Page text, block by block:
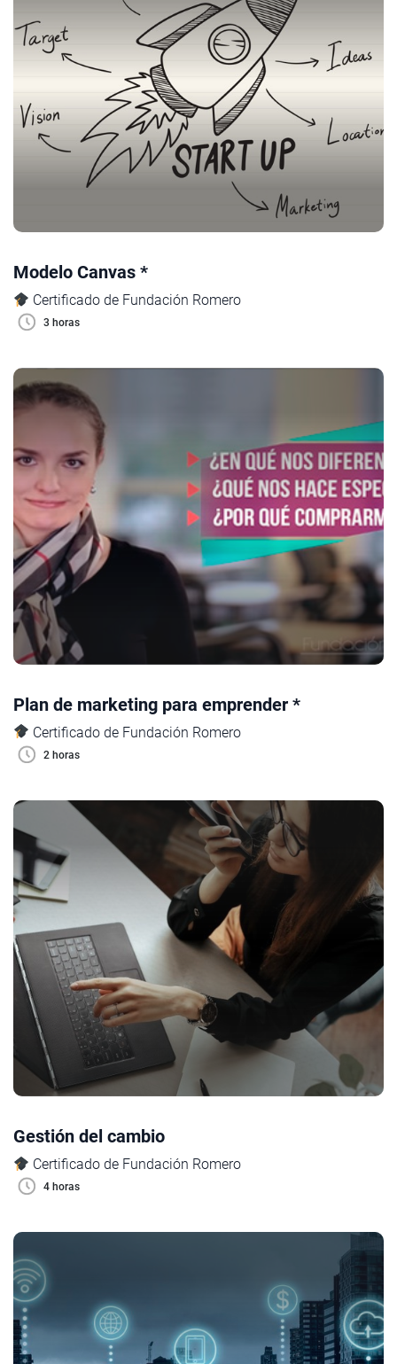
Modelo Canvas *
Certificado de Fundación Romero
3 horas
Plan de marketing para emprender *
Certificado de Fundación Romero
2 horas
Gestión del cambio
Certificado de Fundación Romero
4 horas